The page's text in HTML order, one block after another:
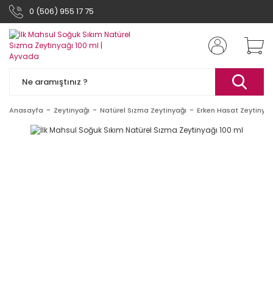
0 (506) 955 17 75
Anasayfa Zeytinyağı Natürel Sızma Zeytinyağı Erken Hasat